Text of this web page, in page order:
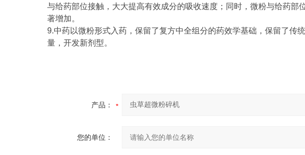
与给药部位接触，大大提高有效成分的吸收速度；同时，微粉与给药部
著增加。
9.中药以微粉形式入药，保留了复方中全组分的药效学基础，保留了传
量，开发新剂型。
产品：
您的单位：